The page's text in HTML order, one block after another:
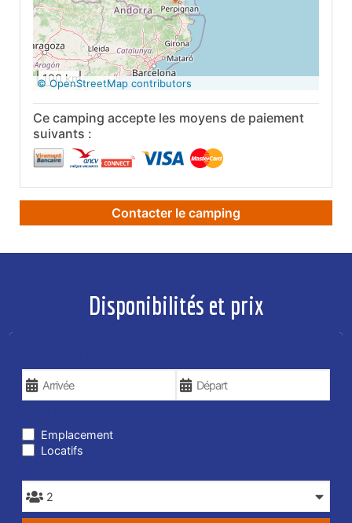
Voir sur Google
Maps
100 km
© OpenStreetMap contributors
Ce camping accepte les moyens de paiement
suivants :
Contacter le camping
Disponibilités et prix
Emplacement
Locatifs